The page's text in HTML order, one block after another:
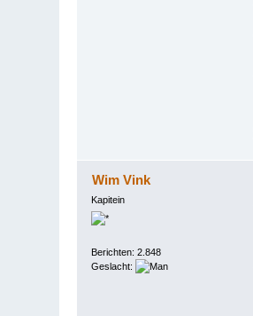
Wim Vink
Kapitein
Berichten: 2.848
Geslacht: